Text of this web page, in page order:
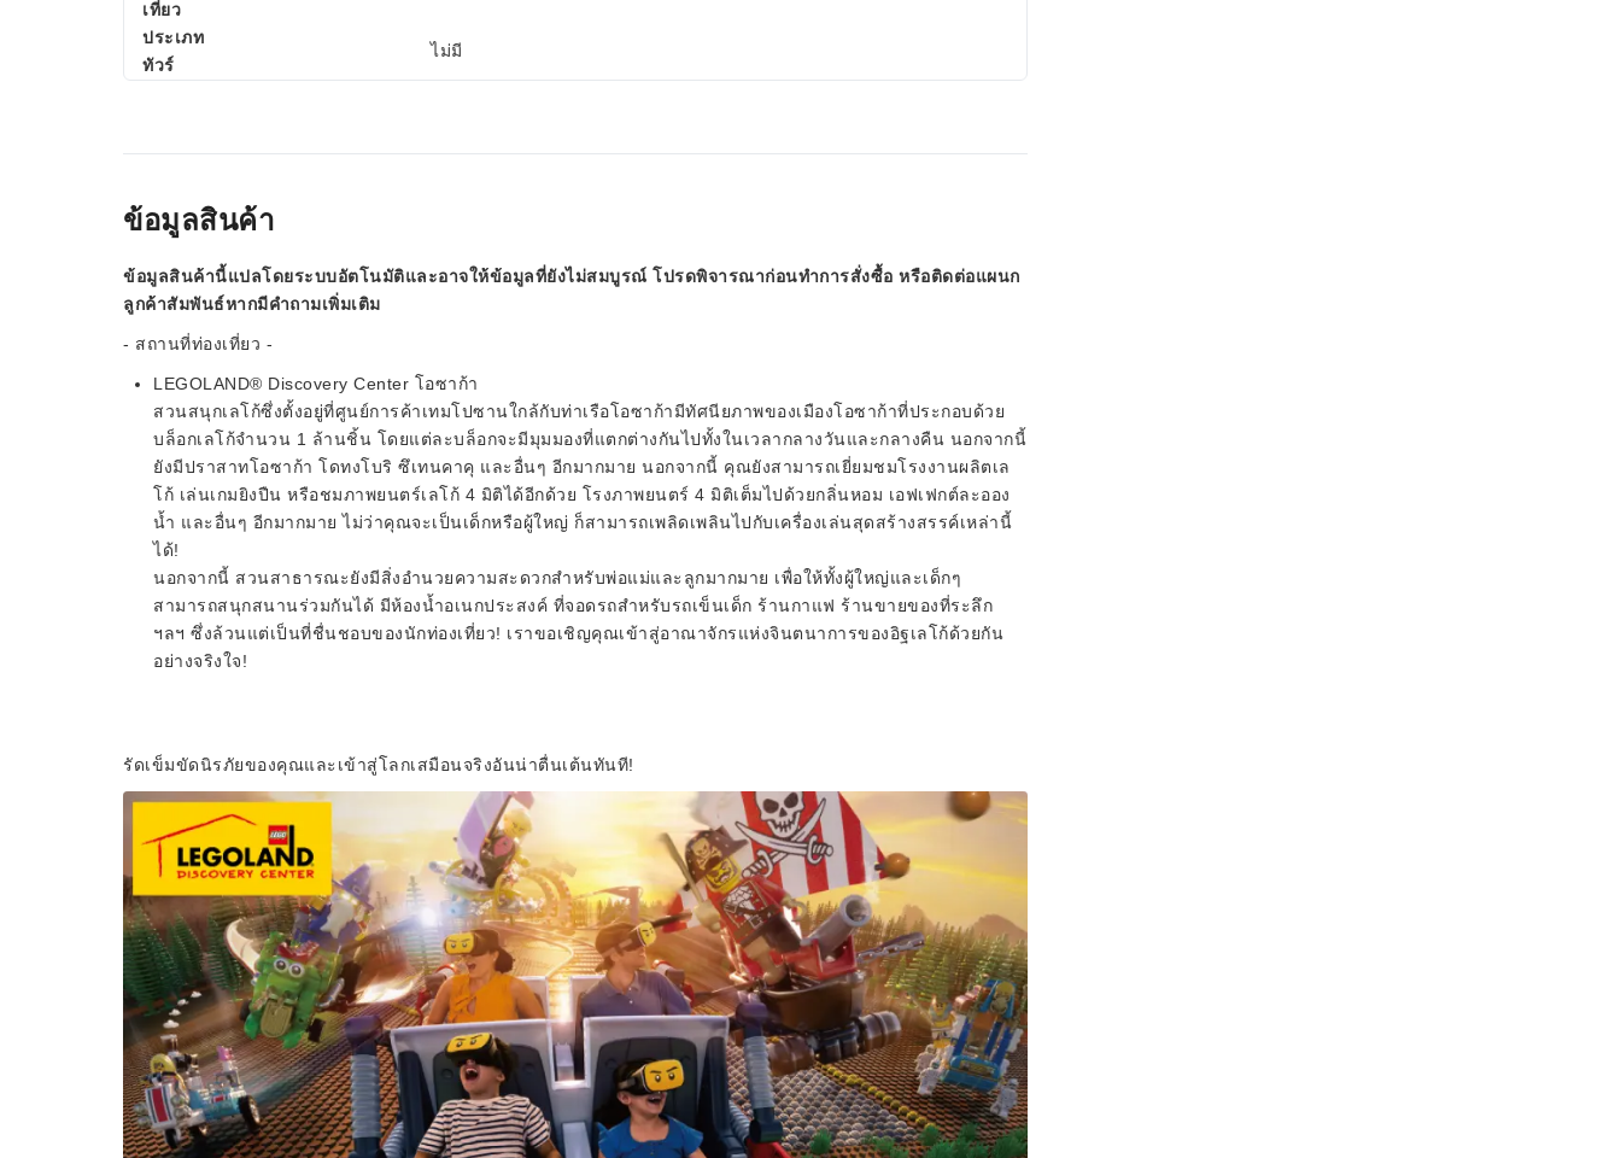
เที่ยว
ประเภท
ทัวร์
ไม่มี
ข้อมูลสินค้า
ข้อมูลสินค้านี้แปลโดยระบบอัตโนมัติและอาจให้ข้อมูลที่ยังไม่สมบูรณ์ โปรดพิจารณาก่อนทำการสั่งซื้อ หรือติดต่อแผนก
ลูกค้าสัมพันธ์หากมีคำถามเพิ่มเติม
- สถานที่ท่องเที่ยว -
LEGOLAND® Discovery Center โอซาก้า
สวนสนุกเลโก้ซึ่งตั้งอยู่ที่ศูนย์การค้าเทมโปซานใกล้กับท่าเรือโอซาก้ามีทัศนียภาพของเมืองโอซาก้าที่ประกอบด้วย
บล็อกเลโก้จำนวน 1 ล้านชิ้น โดยแต่ละบล็อกจะมีมุมมองที่แตกต่างกันไปทั้งในเวลากลางวันและกลางคืน นอกจากนี้
ยังมีปราสาทโอซาก้า โดทงโบริ ซึเทนคาคุ และอื่นๆ อีกมากมาย นอกจากนี้ คุณยังสามารถเยี่ยมชมโรงงานผลิตเล
โก้ เล่นเกมยิงปืน หรือชมภาพยนตร์เลโก้ 4 มิติได้อีกด้วย โรงภาพยนตร์ 4 มิติเต็มไปด้วยกลิ่นหอม เอฟเฟกต์ละออง
น้ำ และอื่นๆ อีกมากมาย ไม่ว่าคุณจะเป็นเด็กหรือผู้ใหญ่ ก็สามารถเพลิดเพลินไปกับเครื่องเล่นสุดสร้างสรรค์เหล่านี้
ได้!
นอกจากนี้ สวนสาธารณะยังมีสิ่งอำนวยความสะดวกสำหรับพ่อแม่และลูกมากมาย เพื่อให้ทั้งผู้ใหญ่และเด็กๆ
สามารถสนุกสนานร่วมกันได้ มีห้องน้ำอเนกประสงค์ ที่จอดรถสำหรับรถเข็นเด็ก ร้านกาแฟ ร้านขายของที่ระลึก
ฯลฯ ซึ่งล้วนแต่เป็นที่ชื่นชอบของนักท่องเที่ยว! เราขอเชิญคุณเข้าสู่อาณาจักรแห่งจินตนาการของอิฐเลโก้ด้วยกัน
อย่างจริงใจ!
รัดเข็มขัดนิรภัยของคุณและเข้าสู่โลกเสมือนจริงอันน่าตื่นเต้นทันที!